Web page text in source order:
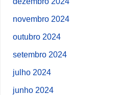
novembro 2024
outubro 2024
setembro 2024
julho 2024
junho 2024